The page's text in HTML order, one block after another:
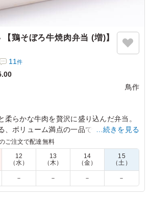
鶏そぼろ牛焼肉弁当 (増)】
11件
鳥作
柔らかな牛肉を贅沢に盛り込んだ弁当。
、ボリューム満点の一品です。食欲をそ
で、特別なランチタイムを演出します。
牛焼肉は、噛むたびに肉の旨味が溢れ
…続きを見る
ご注文で配達無料
12
（水）
13
（木）
14
（金）
15
（土）
－ － － －